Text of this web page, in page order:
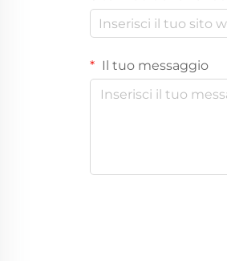
Il tuo messaggio